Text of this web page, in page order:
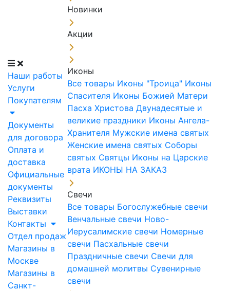
Наши работы
Услуги
Покупателям
Документы
для договора
Оплата и
доставка
Официальные
документы
Реквизиты
Выставки
Контакты
Отдел продаж
Магазины в
Москве
Магазины в
Санкт-
Новинки
Акции
Иконы
Все товары Иконы "Троица" Иконы
Спасителя Иконы Божией Матери
Пасха Христова Двунадесятые и
великие праздники Иконы Ангела-
Хранителя Мужские имена святых
Женские имена святых Соборы
святых Святцы Иконы на Царские
врата ИКОНЫ НА ЗАКАЗ
Свечи
Все товары Богослужебные свечи
Венчальные свечи Ново-
Иерусалимские свечи Номерные
свечи Пасхальные свечи
Праздничные свечи Свечи для
домашней молитвы Сувенирные
свечи